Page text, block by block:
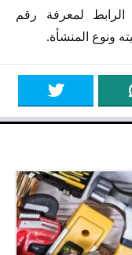
الرابط لمعرفة رقم
ونوع المنشأة.